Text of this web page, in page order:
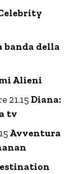
banda della
Alieni
21.15 Diana:
tv
Avventura